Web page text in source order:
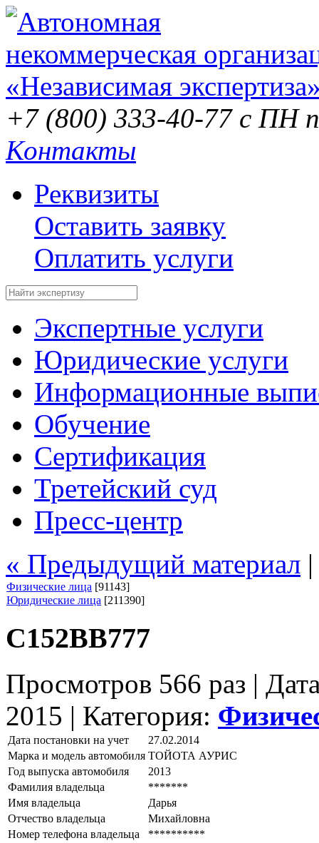
+7 (800) 333-40-77 с ПН
Контакты
Реквизиты
Оставить заявку
Оплатить услуги
Экспертные услуги
Юридические услуги
Информационные
Обучение
Сертификация
Третейский суд
Пресс-центр
« Предыдущий материал
Физические лица [91143]
Юридические лица [211390]
С152ВВ777
Просмотров 566 раз |
2015 | Категория:
Дата постановки на учет
27.02.2014
Марка и модель автомобиля ТОЙОТА АУРИС
Год выпуска автомобиля
2013
Фамилия владельца
*******
Имя владельца
Дарья
Отчество владельца
Михайловна
Номер телефона владельца
**********